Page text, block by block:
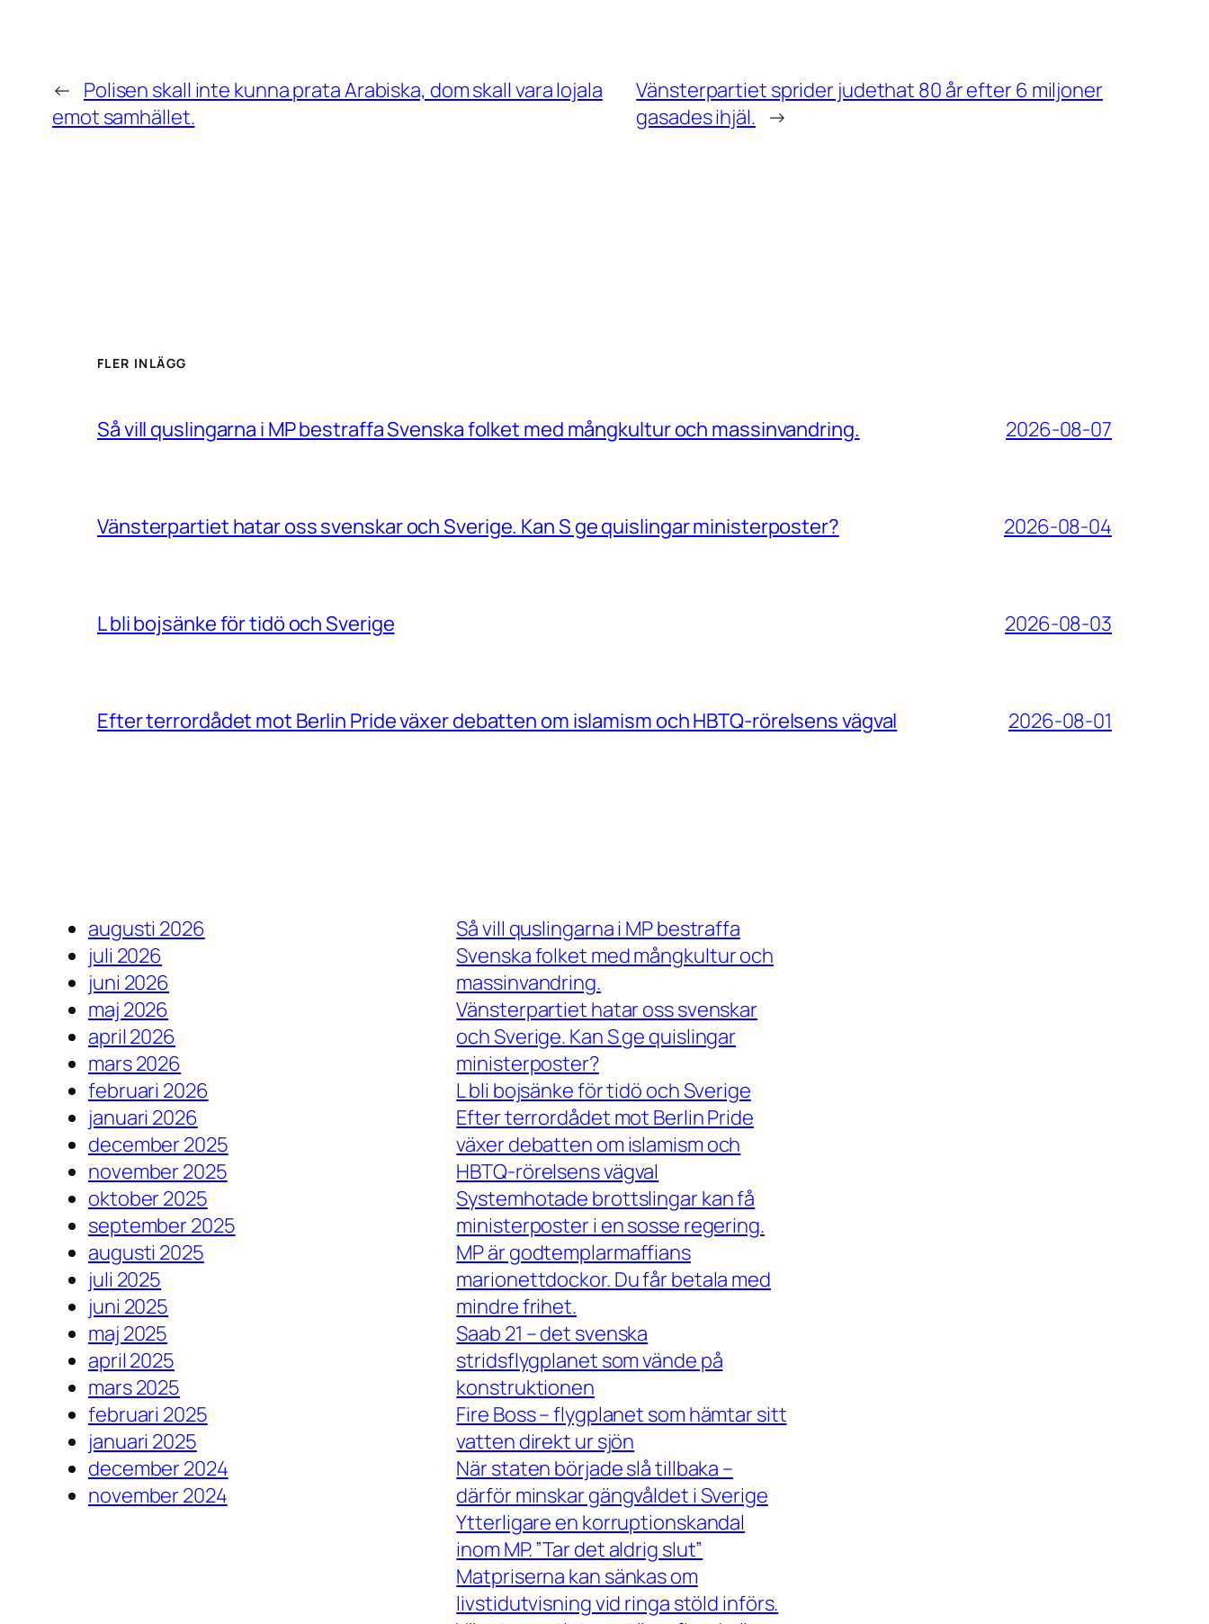
← Polisen skall inte kunna prata Arabiska, dom skall vara lojala
emot samhället.
Vänsterpartiet sprider judethat 80 år efter 6 miljoner
gasades ihjäl. →
FLER INLÄGG
Så vill quslingarna i MP bestraffa Svenska folket med mångkultur och massinvandring. 2026-08-07
Vänsterpartiet hatar oss svenskar och Sverige. Kan S ge quislingar ministerposter? 2026-08-04
L bli bojsänke för tidö och Sverige 2026-08-03
Efter terrordådet mot Berlin Pride växer debatten om islamism och HBTQ-rörelsens vägval 2026-08-01
augusti 2026
juli 2026
juni 2026
maj 2026
april 2026
mars 2026
februari 2026
januari 2026
december 2025
november 2025
oktober 2025
september 2025
augusti 2025
juli 2025
juni 2025
maj 2025
april 2025
mars 2025
februari 2025
januari 2025
december 2024
november 2024
Så vill quslingarna i MP bestraffa
Svenska folket med mångkultur och
massinvandring.
Vänsterpartiet hatar oss svenskar
och Sverige. Kan S ge quislingar
ministerposter?
L bli bojsänke för tidö och Sverige
Efter terrordådet mot Berlin Pride
växer debatten om islamism och
HBTQ-rörelsens vägval
Systemhotade brottslingar kan få
ministerposter i en sosse regering.
MP är godtemplarmaffians
marionettdockor. Du får betala med
mindre frihet.
Saab 21 – det svenska
stridsflygplanet som vände på
konstruktionen
Fire Boss – flygplanet som hämtar sitt
vatten direkt ur sjön
När staten började slå tillbaka –
därför minskar gängvåldet i Sverige
Ytterligare en korruptionskandal
inom MP. ”Tar det aldrig slut”
Matpriserna kan sänkas om
livstidutvisning vid ringa stöld införs.